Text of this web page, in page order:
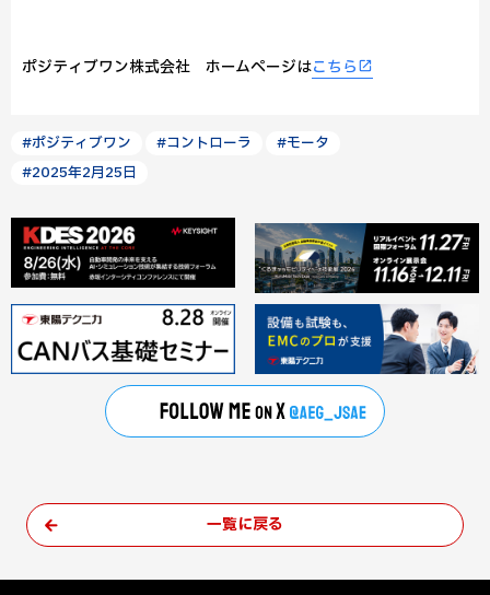
ポジティブワン株式会社 ホームページはこちら
#ポジティブワン #コントローラ
#モータ
#2025年2月25日
一覧に戻る